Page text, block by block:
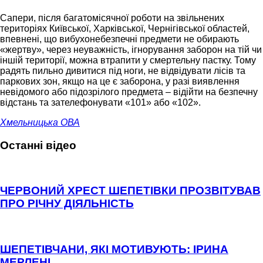
Сапери, після багатомісячної роботи на звільнених
територіях Київської, Харківської, Чернігівської областей,
впевнені, що вибухонебезпечні предмети не обирають
«жертву», через неуважність, ігнорування заборон на тій чи
іншій території, можна втрапити у смертельну пастку. Тому
радять пильно дивитися під ноги, не відвідувати лісів та
паркових зон, якщо на це є заборона, у разі виявлення
невідомого або підозрілого предмета – відійти на безпечну
відстань та зателефонувати «101» або «102».
Хмельницька ОВА
Останні відео
ЧЕРВОНИЙ ХРЕСТ ШЕПЕТІВКИ ПРОЗВІТУВАВ
ПРО РІЧНУ ДІЯЛЬНІСТЬ
ШЕПЕТІВЧАНИ, ЯКІ МОТИВУЮТЬ: ІРИНА